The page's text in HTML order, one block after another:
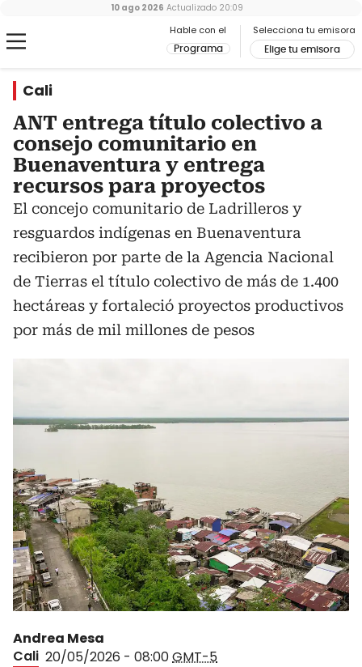
Hable con el
Programa
Selecciona tu emisora
Elige tu emisora
10 ago 2026 Actualizado 20:09
Cali
ANT entrega título colectivo a
consejo comunitario en
Buenaventura y entrega
recursos para proyectos
El concejo comunitario de Ladrilleros y
resguardos indígenas en Buenaventura
recibieron por parte de la Agencia Nacional
de Tierras el título colectivo de más de 1.400
hectáreas y fortaleció proyectos productivos
por más de mil millones de pesos
Andrea Mesa
Cali 20/05/2026 - 08:00GMT-5